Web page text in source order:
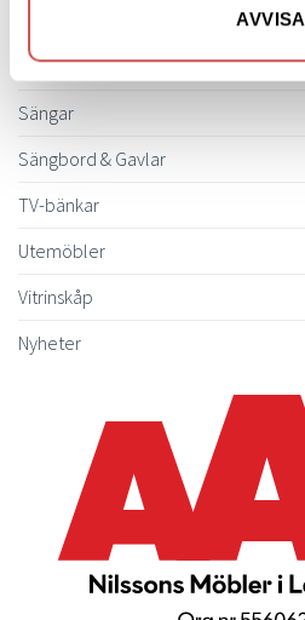
AVVISA
Stolar
Sängar
Sängbord & Gavlar
TV-bänkar
Utemöbler
Vitrinskåp
Nyheter